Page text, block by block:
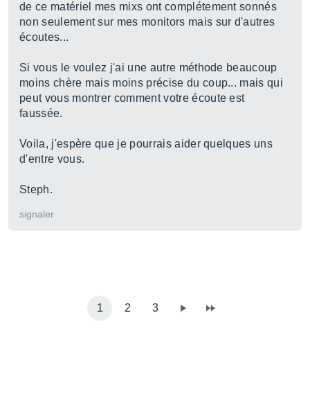
de ce matériel mes mixs ont complétement sonnés
non seulement sur mes monitors mais sur d'autres
écoutes...
Si vous le voulez j'ai une autre méthode beaucoup
moins chère mais moins précise du coup... mais qui
peut vous montrer comment votre écoute est
faussée.
Voila, j'espère que je pourrais aider quelques uns
d'entre vous.
Steph.
signaler
1 2 3